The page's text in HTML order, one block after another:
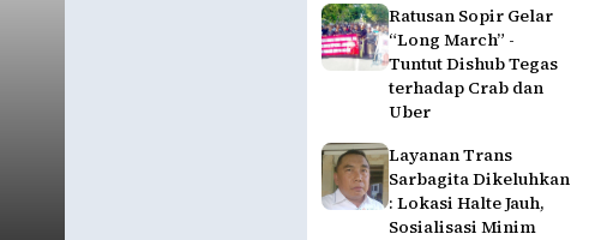
Ratusan Sopir Gelar
“Long March” -
Tuntut Dishub Tegas
terhadap Crab dan
Uber
Layanan Trans
Sarbagita Dikeluhkan
: Lokasi Halte Jauh,
Sosialisasi Minim